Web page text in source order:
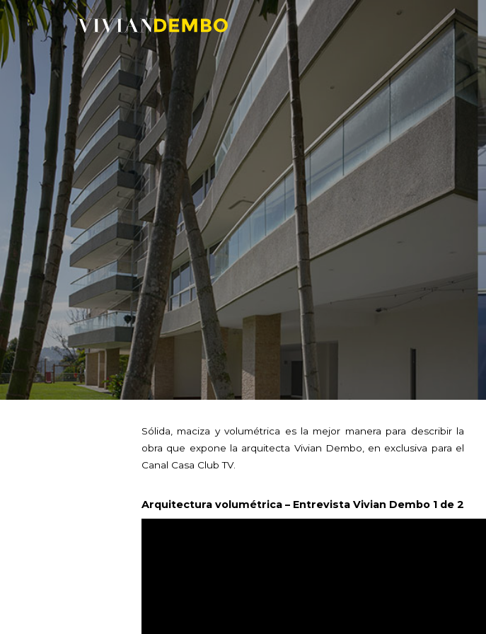
Sólida, maciza y volumétrica es la mejor manera para describir la
obra que expone la arquitecta Vivian Dembo, en exclusiva para el
Canal Casa Club TV.
Arquitectura volumétrica – Entrevista Vivian Dembo 1 de 2